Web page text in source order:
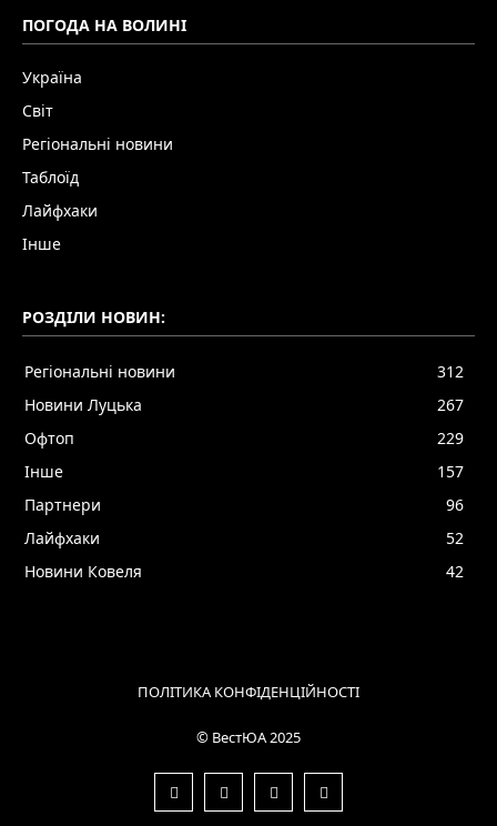
ПОГОДА НА ВОЛИНІ
Україна
Світ
Регіональні новини
Таблоїд
Лайфхаки
Інше
РОЗДІЛИ НОВИН:
Регіональні новини
312
Новини Луцька
267
Офтоп
229
Інше
157
Партнери
96
Лайфхаки
52
Новини Ковеля
42
ПОЛІТИКА КОНФІДЕНЦІЙНОСТІ
© ВестЮА 2025